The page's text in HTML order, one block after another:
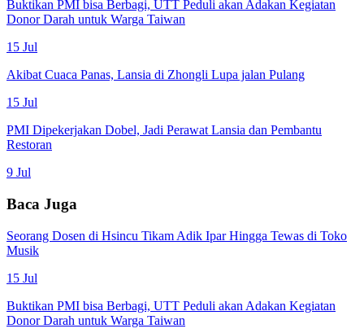
Buktikan PMI bisa Berbagi, UTT Peduli akan Adakan Kegiatan
Donor Darah untuk Warga Taiwan
15 Jul
Akibat Cuaca Panas, Lansia di Zhongli Lupa jalan Pulang
15 Jul
PMI Dipekerjakan Dobel, Jadi Perawat Lansia dan Pembantu
Restoran
9 Jul
Baca Juga
Seorang Dosen di Hsincu Tikam Adik Ipar Hingga Tewas di Toko
Musik
15 Jul
Buktikan PMI bisa Berbagi, UTT Peduli akan Adakan Kegiatan
Donor Darah untuk Warga Taiwan